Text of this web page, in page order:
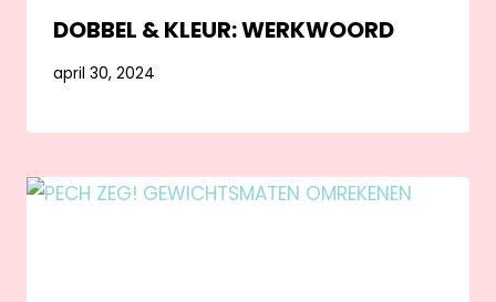
DOBBEL & KLEUR: WERKWOORD
april 30, 2024